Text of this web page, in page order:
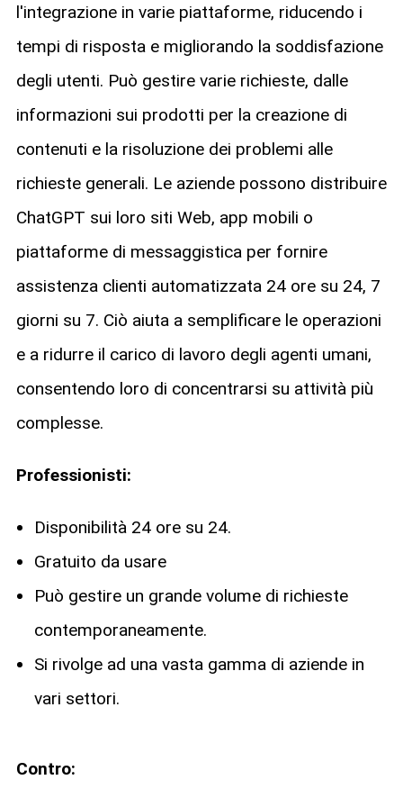
l'integrazione in varie piattaforme, riducendo i
tempi di risposta e migliorando la soddisfazione
degli utenti. Può gestire varie richieste, dalle
informazioni sui prodotti per la creazione di
contenuti e la risoluzione dei problemi alle
richieste generali. Le aziende possono distribuire
ChatGPT sui loro siti Web, app mobili o
piattaforme di messaggistica per fornire
assistenza clienti automatizzata 24 ore su 24, 7
giorni su 7. Ciò aiuta a semplificare le operazioni
e a ridurre il carico di lavoro degli agenti umani,
consentendo loro di concentrarsi su attività più
complesse.
Professionisti:
Disponibilità 24 ore su 24.
Gratuito da usare
Può gestire un grande volume di richieste
contemporaneamente.
Si rivolge ad una vasta gamma di aziende in
vari settori.
Contro: